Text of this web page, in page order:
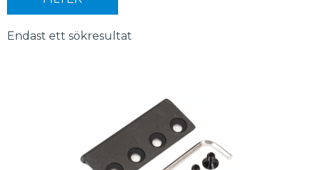
Endast ett sökresultat